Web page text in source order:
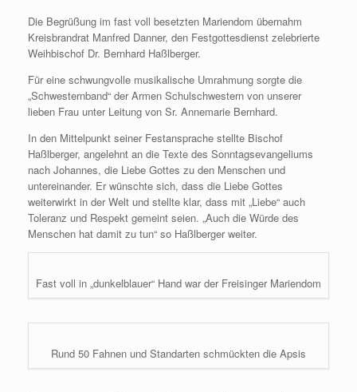
Die Begrüßung im fast voll besetzten Mariendom übernahm
Kreisbrandrat Manfred Danner, den Festgottesdienst zelebrierte
Weihbischof Dr. Bernhard Haßlberger.
Für eine schwungvolle musikalische Umrahmung sorgte die
„Schwesternband“ der Armen Schulschwestern von unserer
lieben Frau unter Leitung von Sr. Annemarie Bernhard.
In den Mittelpunkt seiner Festansprache stellte Bischof
Haßlberger, angelehnt an die Texte des Sonntagsevangeliums
nach Johannes, die Liebe Gottes zu den Menschen und
untereinander. Er wünschte sich, dass die Liebe Gottes
weiterwirkt in der Welt und stellte klar, dass mit „Liebe“ auch
Toleranz und Respekt gemeint seien. „Auch die Würde des
Menschen hat damit zu tun“ so Haßlberger weiter.
Fast voll in „dunkelblauer“ Hand war der Freisinger Mariendom
Rund 50 Fahnen und Standarten schmückten die Apsis